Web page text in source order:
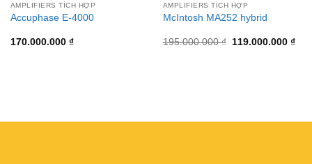
AMPLIFIERS TÍCH HỢP
Accuphase E-4000
170.000.000 ₫
AMPLIFIERS TÍCH HỢP
McIntosh MA252 hybrid
195.000.000₫ 119.000.000 ₫